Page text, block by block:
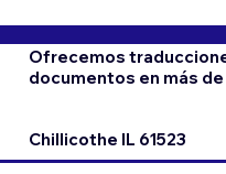
Ofrecemos
documentos en más de
Chillicothe IL 61523